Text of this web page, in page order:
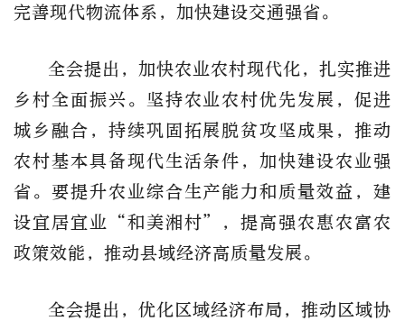
完善现代物流体系，加快建设交通强省。
全会提出，加快农业农村现代化，扎实推进
乡村全面振兴。坚持农业农村优先发展，促进
城乡融合，持续巩固拓展脱贫攻坚成果，推动
农村基本具备现代生活条件，加快建设农业强
省。要提升农业综合生产能力和质量效益，建
设宜居宜业“和美湘村”，提高强农惠农富农
政策效能，推动县域经济高质量发展。
全会提出，优化区域经济布局，推动区域协